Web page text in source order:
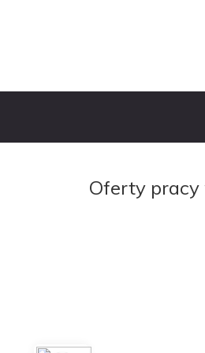
Oferty